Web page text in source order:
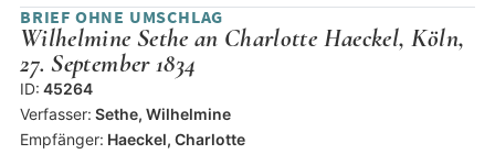
BRIEF OHNE UMSCHLAG
Wilhelmine Sethe an Charlotte Haeckel, Köln,
27. September 1834
ID: 45264
Verfasser: Sethe, Wilhelmine
Empfänger: Haeckel, Charlotte